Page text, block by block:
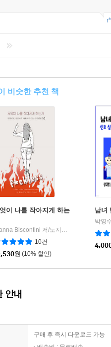
비슷한 추천 책
이 나를 작아지게 하는
10건
원 (10% 할인)
남녀
박영
안내
구매 후 즉시 다운로드 가능